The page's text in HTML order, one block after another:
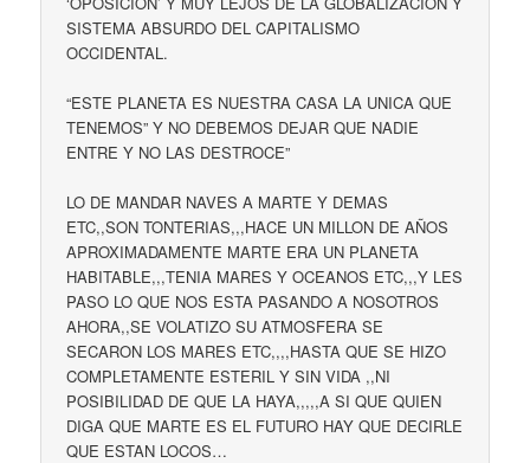
SISTEMA ABSURDO DEL CAPITALISMO
OCCIDENTAL.
“ESTE PLANETA ES NUESTRA CASA LA UNICA QUE
TENEMOS” Y NO DEBEMOS DEJAR QUE NADIE
ENTRE Y NO LAS DESTROCE”
LO DE MANDAR NAVES A MARTE Y DEMAS
ETC,,SON TONTERIAS,,,HACE UN MILLON DE AÑOS
APROXIMADAMENTE MARTE ERA UN PLANETA
HABITABLE,,,TENIA MARES Y OCEANOS ETC,,,Y LES
PASO LO QUE NOS ESTA PASANDO A NOSOTROS
AHORA,,SE VOLATIZO SU ATMOSFERA SE
SECARON LOS MARES ETC,,,,HASTA QUE SE HIZO
COMPLETAMENTE ESTERIL Y SIN VIDA ,,NI
POSIBILIDAD DE QUE LA HAYA,,,,,A SI QUE QUIEN
DIGA QUE MARTE ES EL FUTURO HAY QUE DECIRLE
QUE ESTAN LOCOS…